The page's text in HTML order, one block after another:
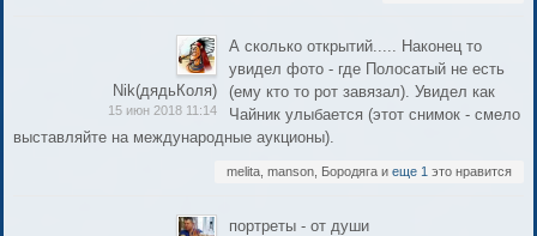
Nik(дядьКоля)
15 июн 2018 11:14
А сколько открытий..... Наконец то
увидел фото - где Полосатый не есть
(ему кто то рот завязал). Увидел как
Чайник улыбается (этот снимок - смело
выставляйте на международные аукционы).
melita, manson, Бородяга и еще 1 это нравится
портреты - от души